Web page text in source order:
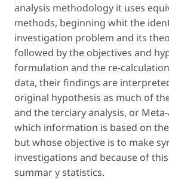
analysis methodology it uses
methods, beginning whit the
investigation problem and its
followed by the objectives and
formulation and the re-
data, their findings are
original hypothesis as much of
and the terciary analysis, or
which information is based on
but whose objective is to make
investigations and because of
summar y statistics.